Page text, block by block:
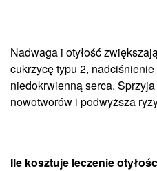
Nadwaga i otyłość
cukrzycę typu 2,
niedokrwienną serca.
nowotworów i podwyższa
Ile kosztuje leczenie